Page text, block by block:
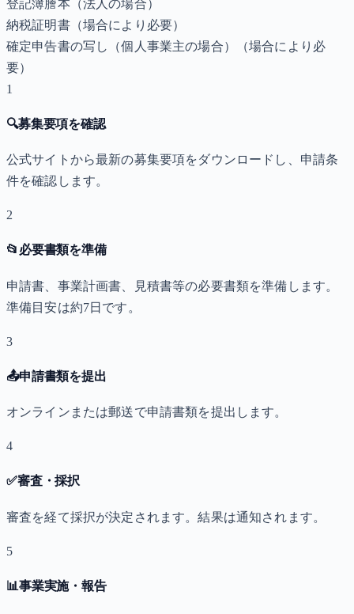
登記簿謄本（法人の場合）
納税証明書（場合により必要）
確定申告書の写し（個人事業主の場合）
（場合により必
要）
1
🔍募集要項を確認
公式サイトから最新の募集要項をダウンロードし、申請条
件を確認します。
2
📂 必要書類を準備
申請書、事業計画書、見積書等の必要書類を準備します。
準備目安は約7日です。
3
📤申請書類を提出
オンラインまたは郵送で申請書類を提出します。
4
✅審査・採択
審査を経て採択が決定されます。結果は通知されます。
5
📊事業実施・報告